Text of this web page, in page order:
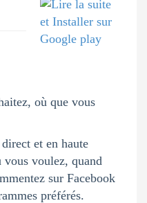
où que vous
et en haute
voulez, quand
sur Facebook
préférés.